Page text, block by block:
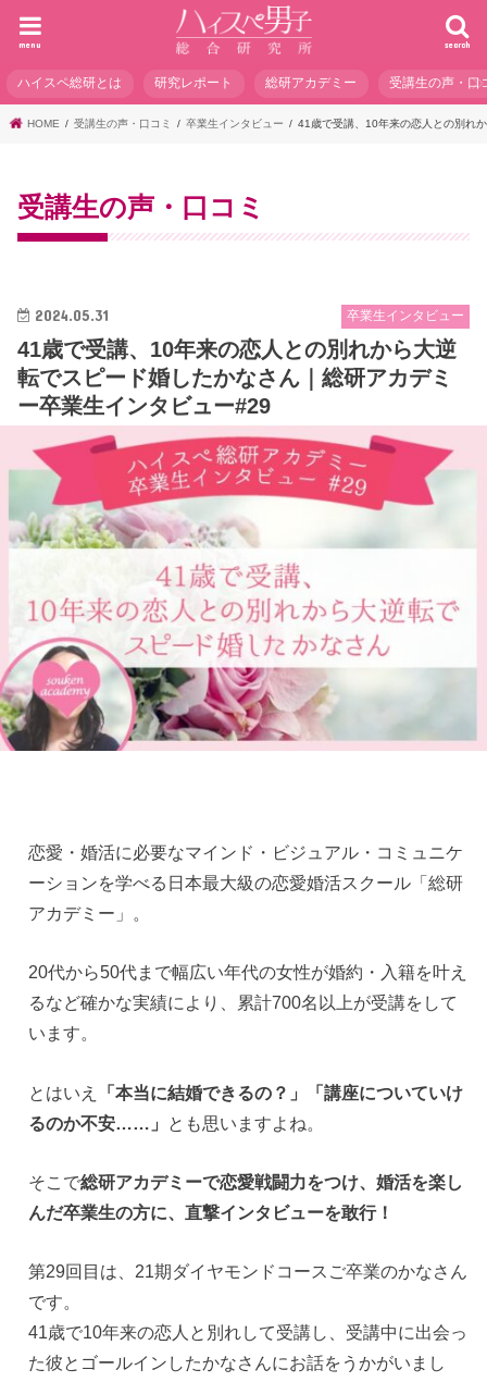
search
menu
ハイスペ総研とは 研究レポート 総研アカデミー 受講生の声・口
HOME 受講生の声・口コミ 卒業生インタビュー 41歳で受講、10年来の恋人との別れ
受講生の声・口コミ
卒業生インタビュー
2024.05.31
41歳で受講、10年来の恋人との別れから大逆
転でスピード婚したかなさん｜総研アカデミ
ー卒業生インタビュー#29
恋愛・婚活に必要なマインド・ビジュアル・コミュニケ
ーションを学べる日本最大級の恋愛婚活スクール「総研
アカデミー」。
20代から50代まで幅広い年代の女性が婚約・入籍を叶え
るなど確かな実績により、累計700名以上が受講をして
います。
とはいえ
「本当に結婚できるの？」「講座についていけ
るのか不安……」
とも思いますよね。
そこで総研アカデミーで恋愛戦闘力をつけ、婚活を楽し
んだ卒業生の方に、直撃インタビューを敢行！
第29回目は、21期ダイヤモンドコースご卒業のかなさん
です。
41歳で10年来の恋人と別れして受講し、受講中に出会っ
た彼とゴールインしたかなさんにお話をうかがいまし